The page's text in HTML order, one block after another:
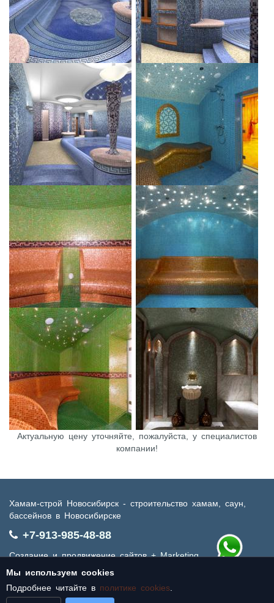
Актуальную цену уточняйте, пожалуйста, у специалистов
компании!
Хамам-строй Новосибирск - строительство хамам, саун,
бассейнов в Новосибирске
+7-913-985-48-88
Создание и продвижение сайтов+ Marketing
ПартнерSiSS.ru
Мы используем cookies
Подробнее читайте в политике cookies